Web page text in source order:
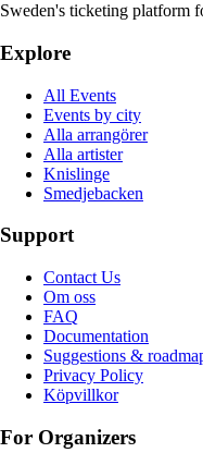
Sweden's ticketing platform
Explore
All Events
Events by city
Alla arrangörer
Alla artister
Knislinge
Smedjebacken
Support
Contact Us
Om oss
FAQ
Documentation
Suggestions &
Privacy Policy
Köpvillkor
For Organizers